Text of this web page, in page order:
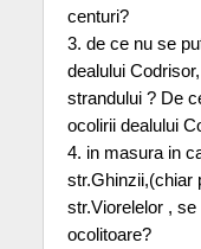
centuri?
3. de ce nu se
dealului
strandului ? De
ocolirii dealului
4. in masura in
str.Ghinzii,(chiar
str.Viorelelor ,
ocolitoare?